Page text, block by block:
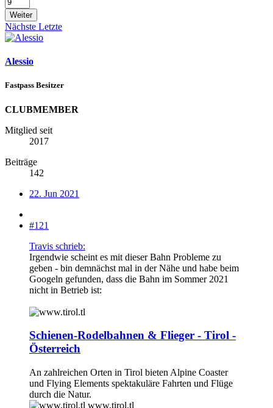
Weiter
Nächste Letzte
Alessio
Fastpass Besitzer
CLUBMEMBER
Mitglied seit
2017
Beiträge
142
22. Jun 2021
#121
Travis schrieb:
Irgendwie scheint es mit dieser Bahn Probleme zu
geben - bin demnächst mal in der Nähe und habe beim
Googeln gefunden, dass die Bahn im Sommer 2021
nicht in Betrieb ist:
Schienen-Rodelbahnen & Flieger - Tirol -
Österreich
An zahlreichen Orten in Tirol bieten Alpine Coaster
und Flying Elements spektakuläre Fahrten und Flüge
durch die Natur.
www.tirol.tl